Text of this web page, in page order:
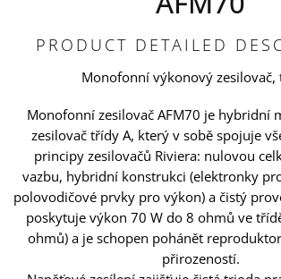
PRODUCT DETAILED
Monofonní výkonový zesilovač,
Monofonní zesilovač AFM70 je hybridní
zesilovač třídy A, který v sobě spojuje
principy zesilovačů Riviera: nulovou
vazbu, hybridní konstrukci (elektronky
polovodičové prvky pro výkon) a čistý
poskytuje výkon 70 W do 8 ohmů ve
ohmů) a je schopen pohánět
přirozeností.